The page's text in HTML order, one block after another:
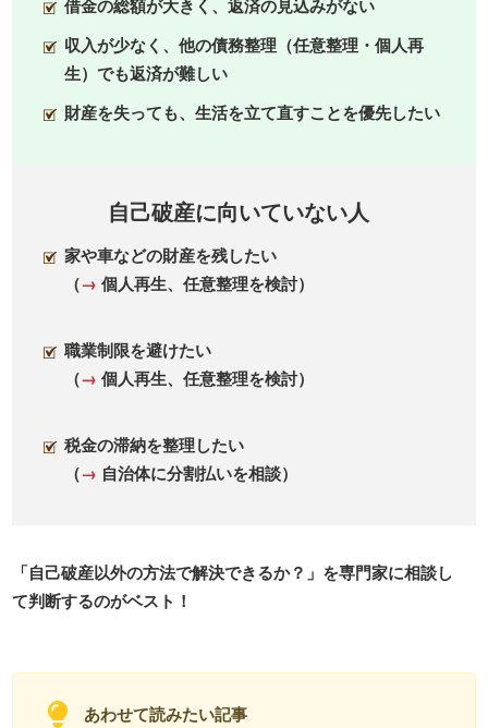
借金の総額が大きく、返済の見込みがない
収入が少なく、他の債務整理（任意整理・個人再
生）でも返済が難しい
財産を失っても、生活を立て直すことを優先したい
自己破産に向いていない人
家や車などの財産を残したい
（→ 個人再生、任意整理を検討）
職業制限を避けたい
（→ 個人再生、任意整理を検討）
税金の滞納を整理したい
（→ 自治体に分割払いを相談）
「自己破産以外の方法で解決できるか？」を専門家に相談し
て判断するのがベスト！
あわせて読みたい記事